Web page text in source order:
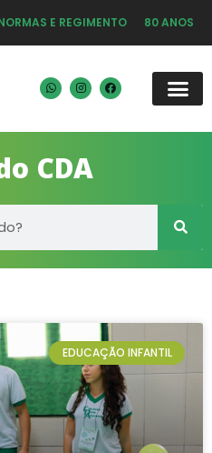
E REGIMENTO 80 ANOS
CDA
EDUCAÇÃO INFANTIL